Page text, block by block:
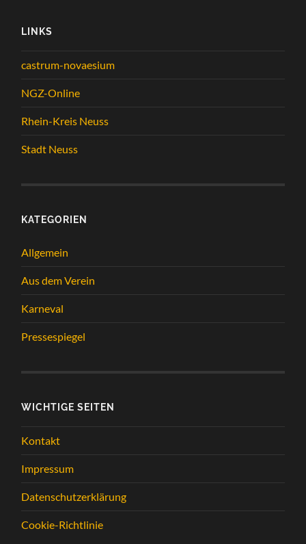
LINKS
castrum-novaesium
NGZ-Online
Rhein-Kreis Neuss
Stadt Neuss
KATEGORIEN
Allgemein
Aus dem Verein
Karneval
Pressespiegel
WICHTIGE SEITEN
Kontakt
Impressum
Datenschutzerklärung
Cookie-Richtlinie